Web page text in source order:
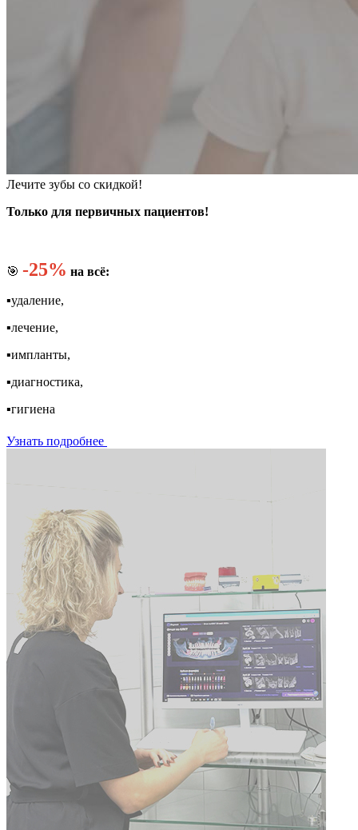
Лечите зубы со скидкой!
Только для первичных пациентов!
🎯 -25% на всё:
▪️удаление,
▪️лечение,
▪️импланты,
▪️диагностика,
▪️гигиена
Узнать подробнее